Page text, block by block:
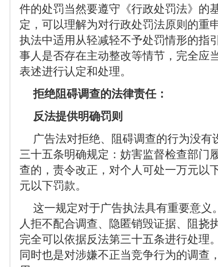
件的处罚当然要遵守《行政处罚法》的
定，可以理解为对行政处罚法原则的重
执法中适用从轻减轻不予处罚情形的指
事人是否存在主动整改等情节，完全应
表述进行认定和处理。
拒绝阻碍调查的法律责任：
反法提供明确罚则
广告法对拒绝、阻碍调查的行为没有
三十五条明确规定：妨害监督检查部门
查的，责令改正，对个人可处一万元以
元以下罚款。
这一规定对于广告执法具有重要意义
人拒不配合调查、隐匿销毁证据、阻挠
完全可以依据反法第三十五条进行处理
同时也是对涉嫌不正当竞争行为的调查